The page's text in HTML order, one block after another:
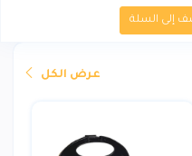
إلى السلة
عرض الكل